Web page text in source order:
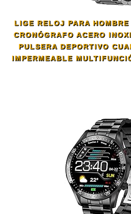
LIGE RELOJ PARA
CRONÓGRAFO ACERO
PULSERA DEPORTIVO
IMPERMEABLE